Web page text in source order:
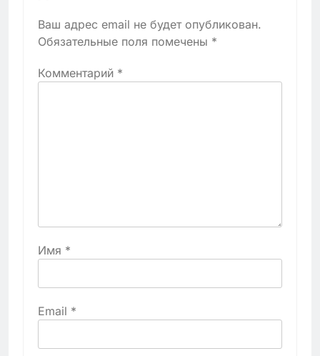
Ваш адрес email не будет опубликован.
Обязательные поля помечены *
Комментарий *
Имя *
Email *